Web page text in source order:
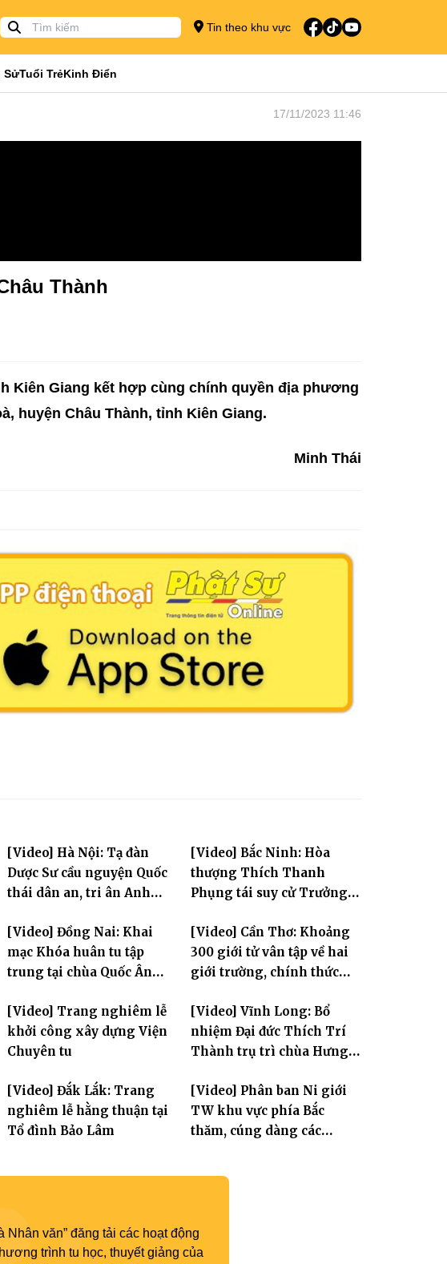
Tin theo khu vực
SửTuổi TrẻKinh Điển
17/11/2023 11:46
Thành
Kiên Giang kết hợp cùng chính quyền địa phương
huyện Châu Thành, tỉnh Kiên Giang.
Minh Thái
[Video] Hà Nội: Tạ đàn
Dược Sư cầu nguyện Quốc
thái dân an, tri ân Anh
[Video] Bắc Ninh: Hòa
thượng Thích Thanh
Phụng tái suy cử Trưởng
[Video] Đồng Nai: Khai
mạc Khóa huân tu tập
trung tại chùa Quốc Ân
[Video] Cần Thơ: Khoảng
300 giới tử vân tập về hai
giới trường, chính thức
đàn Bửu Lai PL.2570
[Video] Trang nghiêm lễ
khởi công xây dựng Viện
Chuyên tu
[Video] Vĩnh Long: Bổ
nhiệm Đại đức Thích Trí
Thành trụ trì chùa Hưng
[Video] Đắk Lắk: Trang
nghiêm lễ hằng thuận tại
Tổ đình Bảo Lâm
[Video] Phân ban Ni giới
TW khu vực phía Bắc
thăm, cúng dàng các
văn” đăng tải các hoạt động
trình tu học, thuyết giảng của